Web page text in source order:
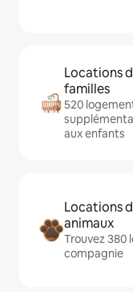
Locations
familles
520
aux enfants
Locations
animaux
Trouvez 380
compagnie